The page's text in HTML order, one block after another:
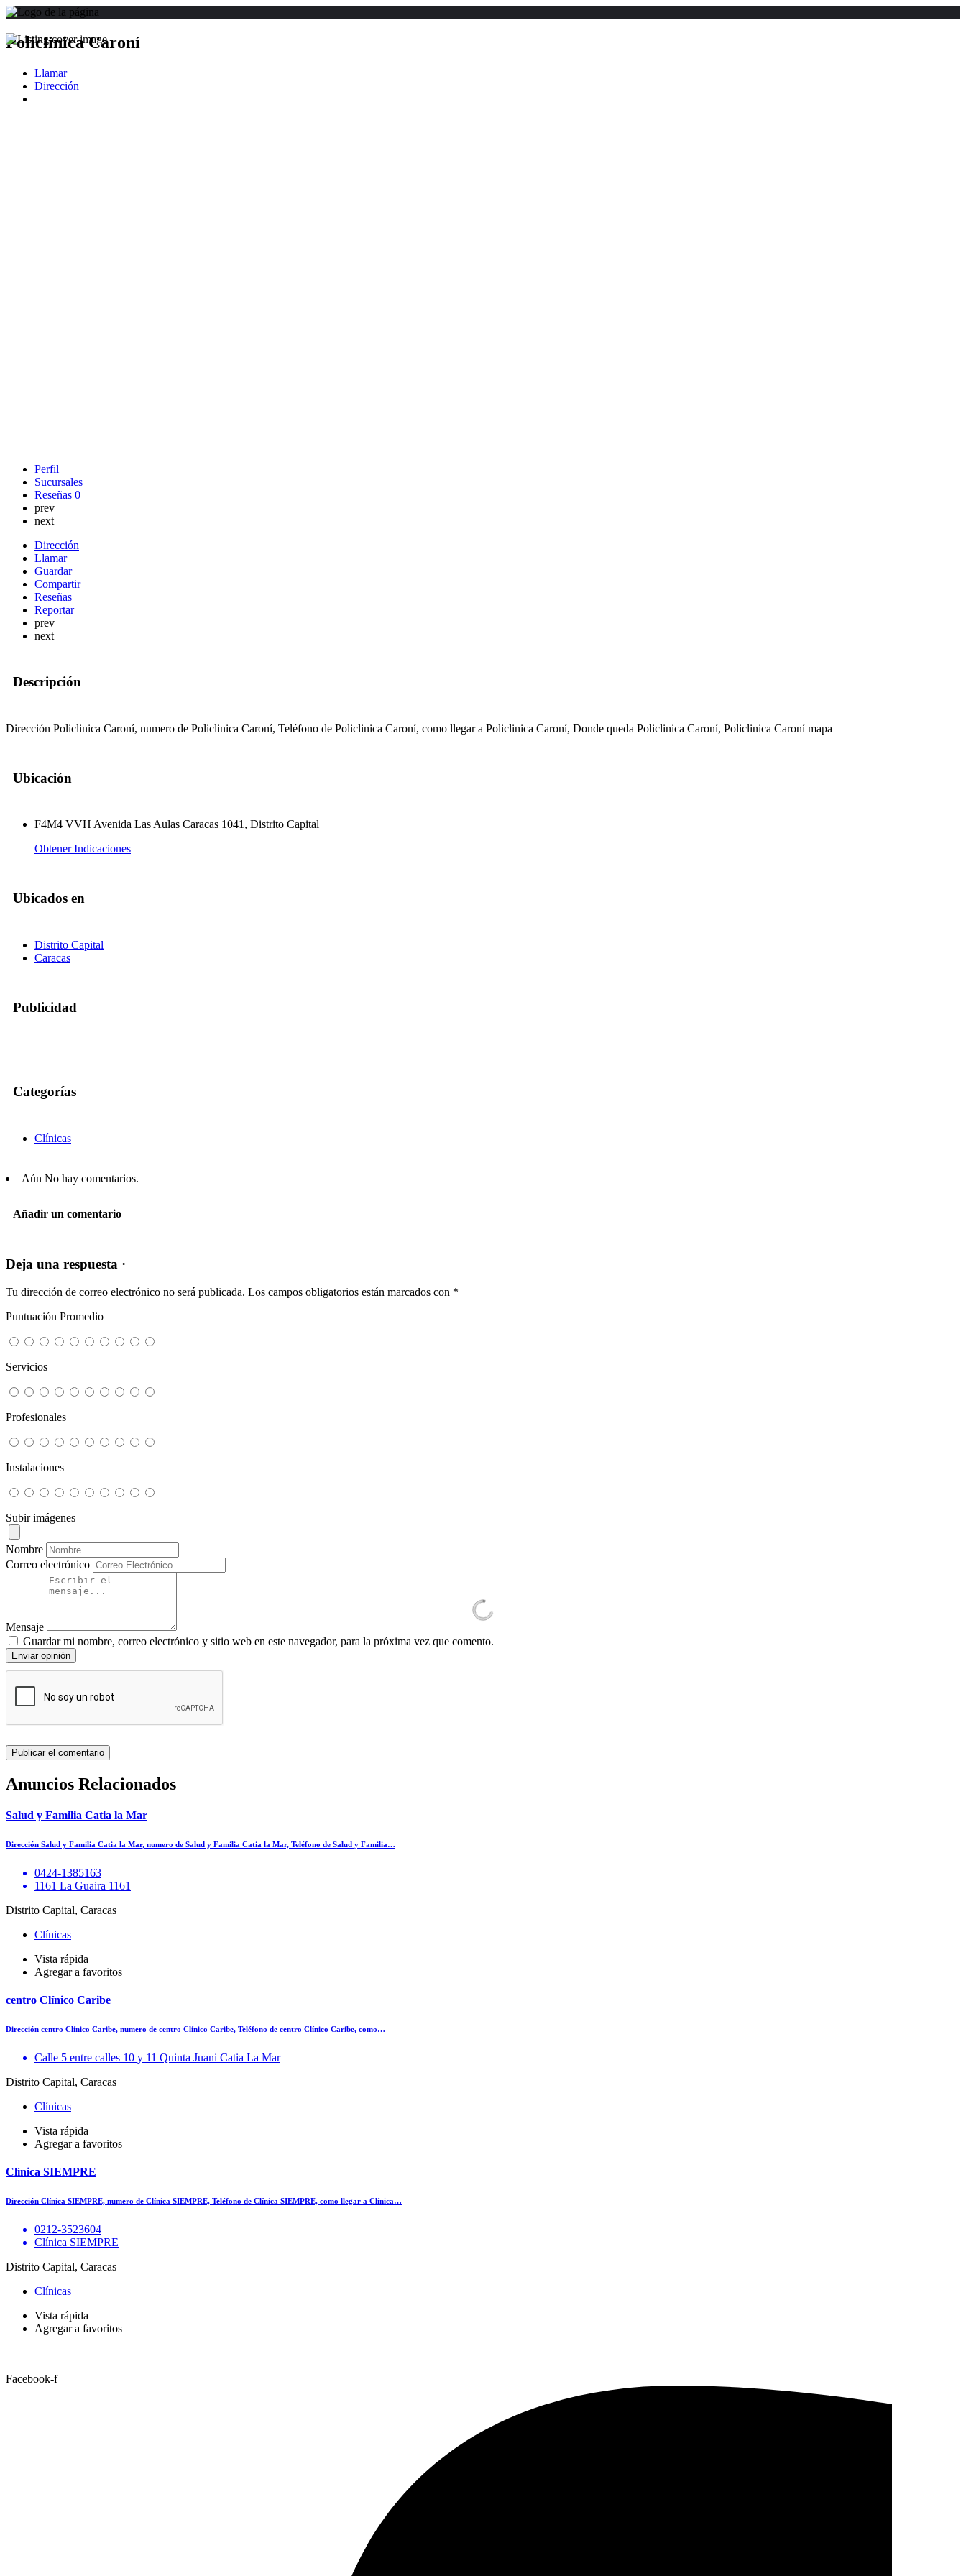
Policlinica Caroní
Llamar
Dirección
Perfil
Sucursales
Reseñas 0
prev
next
Dirección
Llamar
Guardar
Compartir
Reseñas
Reportar
prev
next
Descripción
Dirección Policlinica Caroní, numero de Policlinica Caroní, Teléfono de Policlinica Caroní, como llegar a Policlinica Caroní, Donde queda Policlinica Caroní, Policlinica Caroní mapa
Ubicación
F4M4 VVH Avenida Las Aulas Caracas 1041, Distrito Capital
Obtener Indicaciones
Ubicados en
Distrito Capital
Caracas
Publicidad
Categorías
Clínicas
Aún No hay comentarios.
Añadir un comentario
Deja una respuesta ·
Tu dirección de correo electrónico no será publicada. Los campos obligatorios están marcados con *
Puntuación Promedio
Servicios
Profesionales
Instalaciones
Subir imágenes
Nombre
Correo electrónico
Mensaje
Guardar mi nombre, correo electrónico y sitio web en este navegador, para la próxima vez que comento.
Enviar opinión
Anuncios Relacionados
Salud y Familia Catia la Mar
Dirección Salud y Familia Catia la Mar, numero de Salud y Familia Catia la Mar, Teléfono de Salud y Familia…
0424-1385163
1161 La Guaira 1161
Distrito Capital, Caracas
Clínicas
Vista rápida
Agregar a favoritos
centro Clínico Caribe
Dirección centro Clínico Caribe, numero de centro Clínico Caribe, Teléfono de centro Clínico Caribe, como…
Calle 5 entre calles 10 y 11 Quinta Juani Catia La Mar
Distrito Capital, Caracas
Clínicas
Vista rápida
Agregar a favoritos
Clínica SIEMPRE
Dirección Clínica SIEMPRE, numero de Clínica SIEMPRE, Teléfono de Clínica SIEMPRE, como llegar a Clínica…
0212-3523604
Clínica SIEMPRE
Distrito Capital, Caracas
Clínicas
Vista rápida
Agregar a favoritos
Facebook-f